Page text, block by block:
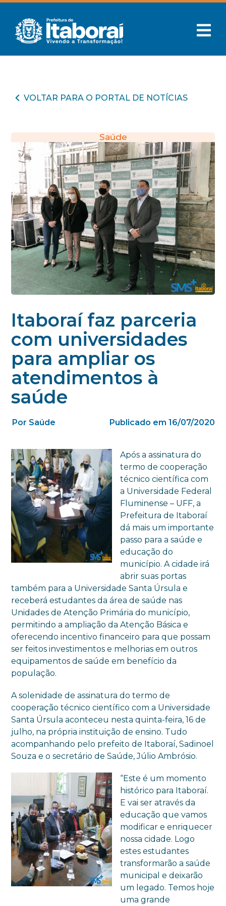
VOLTAR PARA O PORTAL DE NOTÍCIAS
Saúde
Itaboraí faz parceria
com universidades
para ampliar os
atendimentos à
saúde
Por Saúde Publicado em 16/07/2020
Após a assinatura do
termo de cooperação
técnico científica com
a Universidade Federal
Fluminense – UFF, a
Prefeitura de Itaboraí
dá mais um importante
passo para a saúde e
educação do
município. A cidade irá
abrir suas portas
também para a Universidade Santa Úrsula e
receberá estudantes da área de saúde nas
Unidades de Atenção Primária do município,
permitindo a ampliação da Atenção Básica e
oferecendo incentivo financeiro para que possam
ser feitos investimentos e melhorias em outros
equipamentos de saúde em benefício da
população.
A solenidade de assinatura do termo de
cooperação técnico científico com a Universidade
Santa Úrsula aconteceu nesta quinta-feira, 16 de
julho, na própria instituição de ensino. Tudo
acompanhando pelo prefeito de Itaboraí, Sadinoel
Souza e o secretário de Saúde, Júlio Ambrósio.
“Este é um momento
histórico para Itaboraí.
E vai ser através da
educação que vamos
modificar e enriquecer
nossa cidade. Logo
estes estudantes
transformarão a saúde
municipal e deixarão
um legado. Temos hoje
uma grande